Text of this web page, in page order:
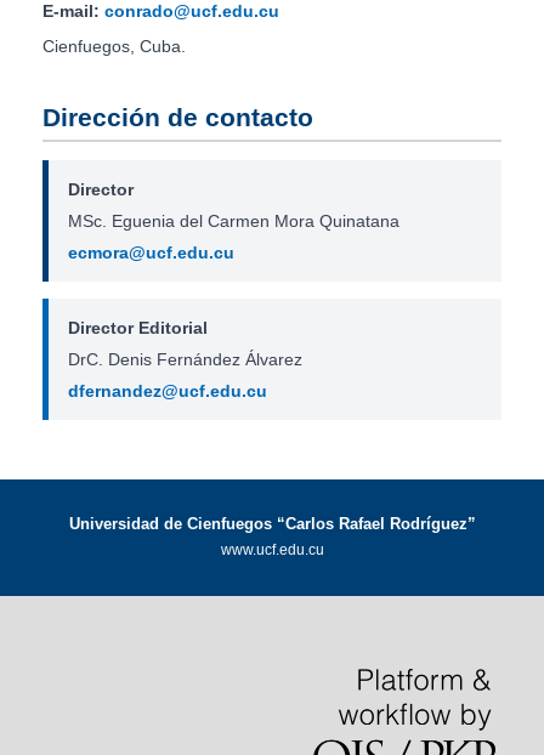
E-mail: conrado@ucf.edu.cu
Cienfuegos, Cuba.
Dirección de contacto
Director
MSc. Eguenia del Carmen Mora Quinatana
ecmora@ucf.edu.cu
Director Editorial
DrC. Denis Fernández Álvarez
dfernandez@ucf.edu.cu
Universidad de Cienfuegos “Carlos Rafael Rodríguez”
www.ucf.edu.cu